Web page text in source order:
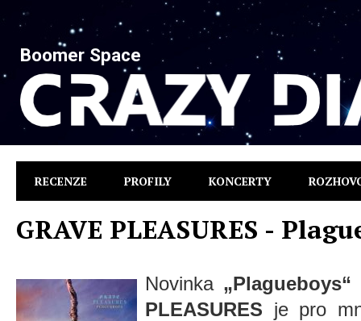
Boomer Space
RECENZE PROFILY KONCERTY
GRAVE PLEASURES -
Novinka „Plagueboys“
PLEASURES je pro